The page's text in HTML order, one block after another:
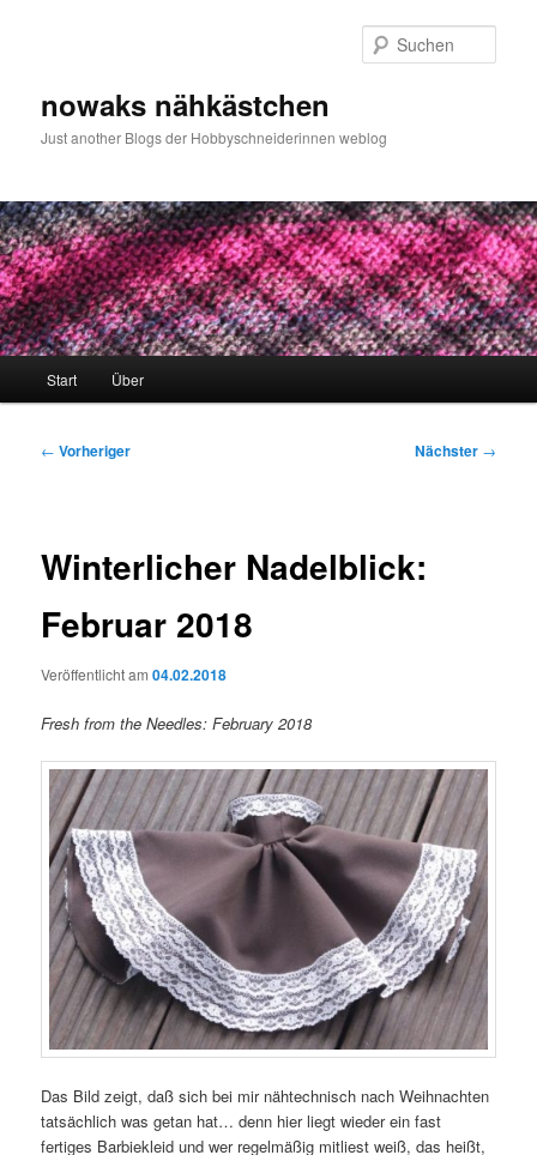
nowaks nähkästchen
Just another Blogs der Hobbyschneiderinnen weblog
Start Über
Beitragsnavigation
← Vorheriger Nächster →
Winterlicher Nadelblick:
Februar 2018
Veröffentlicht am04.02.2018
Fresh from the Needles: February 2018
Das Bild zeigt, daß sich bei mir nähtechnisch nach Weihnachten
tatsächlich was getan hat… denn hier liegt wieder ein fast
fertiges Barbiekleid und wer regelmäßig mitliest weiß, das heißt,